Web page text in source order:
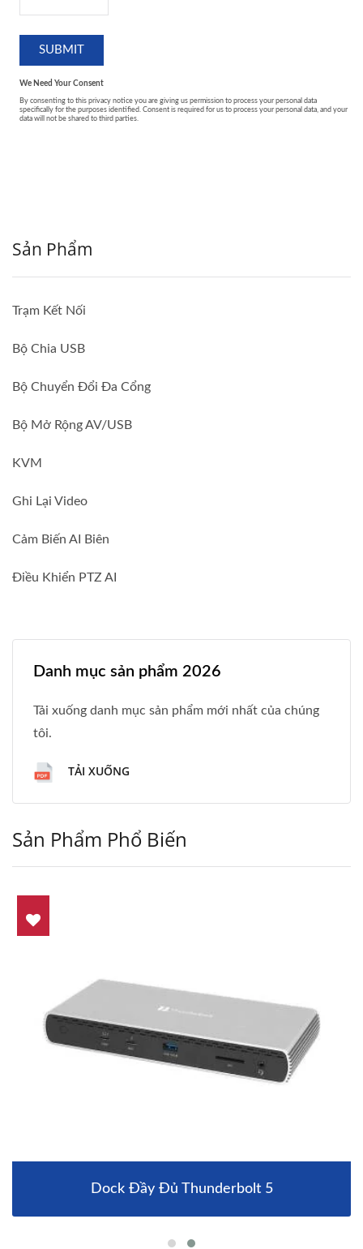
Sản Phẩm
Trạm Kết Nối
Bộ Chia USB
Bộ Chuyển Đổi Đa Cổng
Bộ Mở Rộng AV/USB
KVM
Ghi Lại Video
Cảm Biến AI Biên
Điều Khiển PTZ AI
Danh mục sản phẩm 2026
Tải xuống danh mục sản phẩm mới nhất của chúng
tôi.
TẢI XUỐNG
Sản Phẩm Phổ Biến
Dock Đầy Đủ Thunderbolt 5